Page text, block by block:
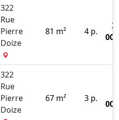
322
Rue
Pierre
Doize
81 m² 4 p.
322
Rue
Pierre
Doize
67 m² 3 p.